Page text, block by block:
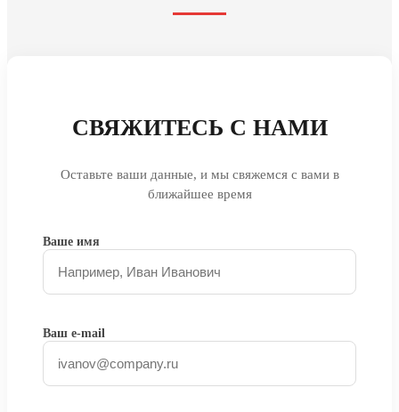
СВЯЖИТЕСЬ С НАМИ
Оставьте ваши данные, и мы свяжемся с вами в
ближайшее время
Ваше имя
Ваш e-mail